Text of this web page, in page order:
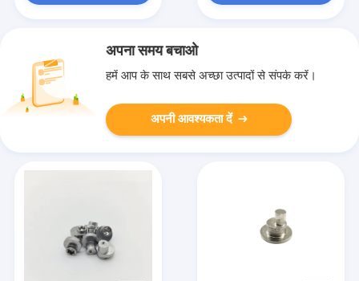
अपना समय बचाओ
हमें आप के साथ सबसे अच्छा उत्पादों से संपर्क करें।
अपनी आवश्यकता दें